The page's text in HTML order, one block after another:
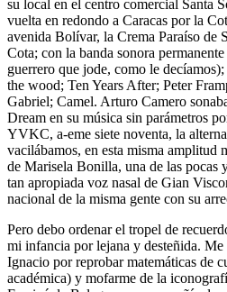
su local en el centro comercial Santa
vuelta en redondo a Caracas por la
avenida Bolívar, la Crema Paraíso de
Cota; con la banda sonora
guerrero que jode, como le
the wood; Ten Years After; Peter
Gabriel; Camel. Arturo Camero
Dream en su música sin parámetros
YVKC, a-eme siete noventa, la
vacilábamos, en esta misma amplitud
de Marisela Bonilla, una de las pocas
tan apropiada voz nasal de Gian
nacional de la misma gente con su
Pero debo ordenar el tropel de
mi infancia por lejana y desteñida.
Ignacio por reprobar matemáticas de
académica) y mofarme de la